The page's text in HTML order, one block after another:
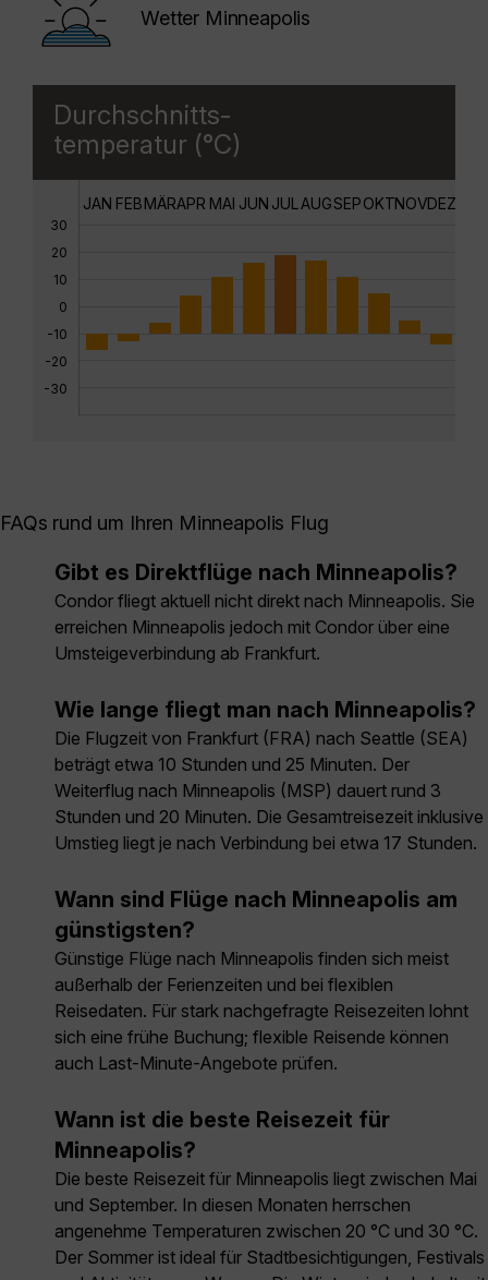
Wetter Minneapolis
Durchschnitts-
temperatur (°C)
30
20
10
0
-10
-20
-30
JAN FEBMÄRAPR MAI JUN JUL AUGSEPOKTNOVDEZ
FAQs rund um Ihren Minneapolis Flug
Gibt es Direktflüge nach Minneapolis?
Condor fliegt aktuell nicht direkt nach Minneapolis. Sie
erreichen Minneapolis jedoch mit Condor über eine
Umsteigeverbindung ab Frankfurt.
Wie lange fliegt man nach Minneapolis?
Die Flugzeit von Frankfurt (FRA) nach Seattle (SEA)
beträgt etwa 10 Stunden und 25 Minuten. Der
Weiterflug nach Minneapolis (MSP) dauert rund 3
Stunden und 20 Minuten. Die Gesamtreisezeit inklusive
Umstieg liegt je nach Verbindung bei etwa 17 Stunden.
Wann sind Flüge nach Minneapolis am
günstigsten?
Günstige Flüge nach Minneapolis finden sich meist
außerhalb der Ferienzeiten und bei flexiblen
Reisedaten. Für stark nachgefragte Reisezeiten lohnt
sich eine frühe Buchung; flexible Reisende können
auch Last-Minute-Angebote prüfen.
Wann ist die beste Reisezeit für
Minneapolis?
Die beste Reisezeit für Minneapolis liegt zwischen Mai
und September. In diesen Monaten herrschen
angenehme Temperaturen zwischen 20 °C und 30 °C.
Der Sommer ist ideal für Stadtbesichtigungen, Festivals